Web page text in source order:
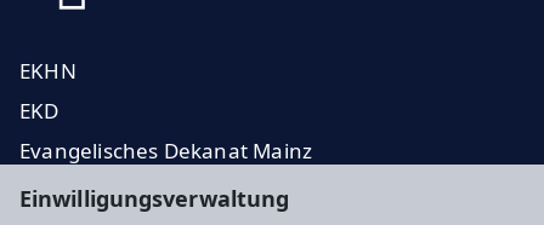
Einwilligungsverwaltung
EKHN
EKD
Evangelisches Dekanat Mainz
Presseanfragen